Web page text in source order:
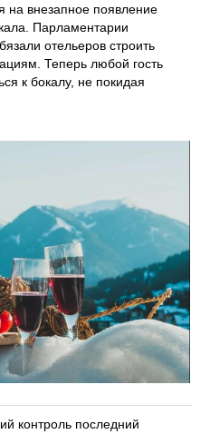
на внезапное появление
Парламентарии
отельеров строить
Теперь любой гость
к бокалу, не покидая
контроль последний